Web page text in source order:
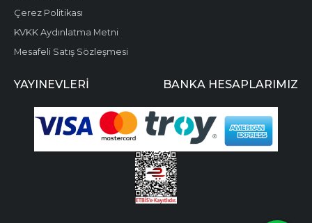
Çerez Politikası
KVKK Aydınlatma Metni
Mesafeli Satış Sözleşmesi
YAYINEVLERI BANKA HESAPLARIMIZ